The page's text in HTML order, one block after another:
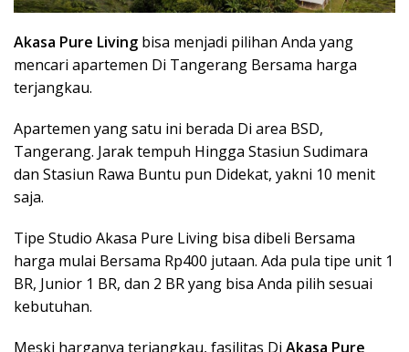
Akasa Pure Living bisa menjadi pilihan Anda yang
mencari apartemen Di Tangerang Bersama harga
terjangkau.
Apartemen yang satu ini berada Di area BSD,
Tangerang. Jarak tempuh Hingga Stasiun Sudimara
dan Stasiun Rawa Buntu pun Didekat, yakni 10 menit
saja.
Tipe Studio Akasa Pure Living bisa dibeli Bersama
harga mulai Bersama Rp400 jutaan. Ada pula tipe unit 1
BR, Junior 1 BR, dan 2 BR yang bisa Anda pilih sesuai
kebutuhan.
Meski harganya terjangkau, fasilitas Di Akasa Pure